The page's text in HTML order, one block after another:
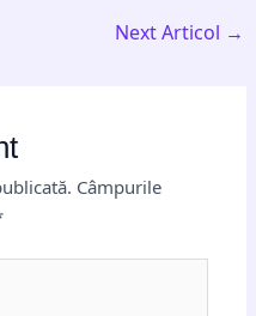
Next Articol →
Câmpurile